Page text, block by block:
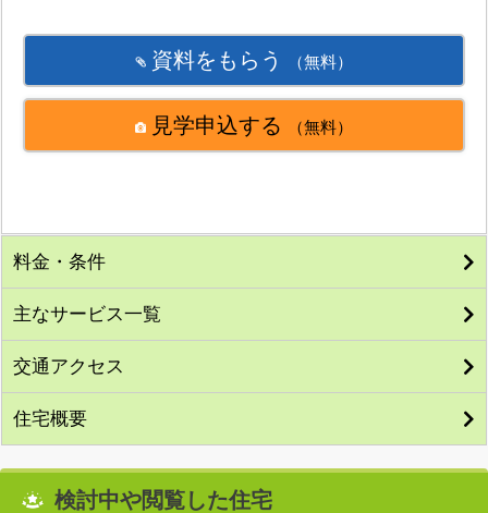
資料をもらう （無料）
見学申込する （無料）
料金・条件
主なサービス一覧
交通アクセス
住宅概要
検討中や閲覧した住宅